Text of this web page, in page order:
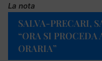
La nota
SALVA-PRECARI,
“ORA SI
ORARIA”